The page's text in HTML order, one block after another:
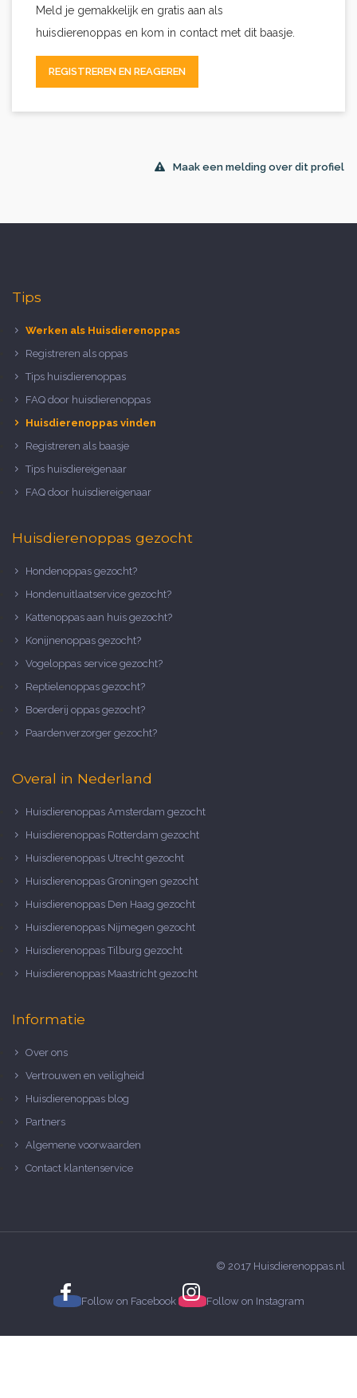
Meld je gemakkelijk en gratis aan als
huisdierenoppas en kom in contact met dit baasje.
REGISTREREN EN REAGEREN
Maak een melding over dit profiel
Tips
Werken als Huisdierenoppas
Registreren als oppas
Tips huisdierenoppas
FAQ door huisdierenoppas
Huisdierenoppas vinden
Registreren als baasje
Tips huisdiereigenaar
FAQ door huisdiereigenaar
Huisdierenoppas gezocht
Hondenoppas gezocht?
Hondenuitlaatservice gezocht?
Kattenoppas aan huis gezocht?
Konijnenoppas gezocht?
Vogeloppas service gezocht?
Reptielenoppas gezocht?
Boerderij oppas gezocht?
Paardenverzorger gezocht?
Overal in Nederland
Huisdierenoppas Amsterdam gezocht
Huisdierenoppas Rotterdam gezocht
Huisdierenoppas Utrecht gezocht
Huisdierenoppas Groningen gezocht
Huisdierenoppas Den Haag gezocht
Huisdierenoppas Nijmegen gezocht
Huisdierenoppas Tilburg gezocht
Huisdierenoppas Maastricht gezocht
Informatie
Over ons
Vertrouwen en veiligheid
Huisdierenoppas blog
Partners
Algemene voorwaarden
Contact klantenservice
© 2017 Huisdierenoppas.nl
Follow on Facebook Follow on Instagram